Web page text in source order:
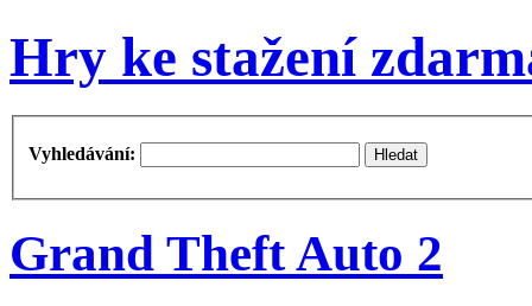
Hry ke stažení
Vyhledávání:
Grand Theft Auto 2